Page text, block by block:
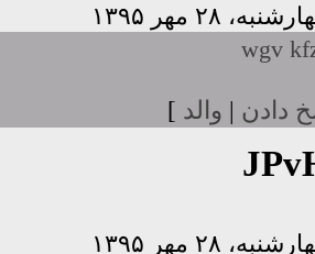
wgv
دادن | والد ]